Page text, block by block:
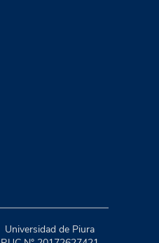
Universidad de Piura